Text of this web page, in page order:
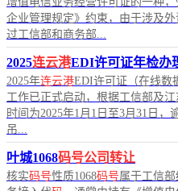
企业管理规定》约束，由于涉及
过工信部和商务部...
2025连云港EDI许可证年检办理
2025年连云港EDI许可证（在线数
工作已正式启动，根据工信部及
时间为2025年1月1日至3月31日
吊...
叶城1068码号公司转让
核实码号性质1068码号属于工信